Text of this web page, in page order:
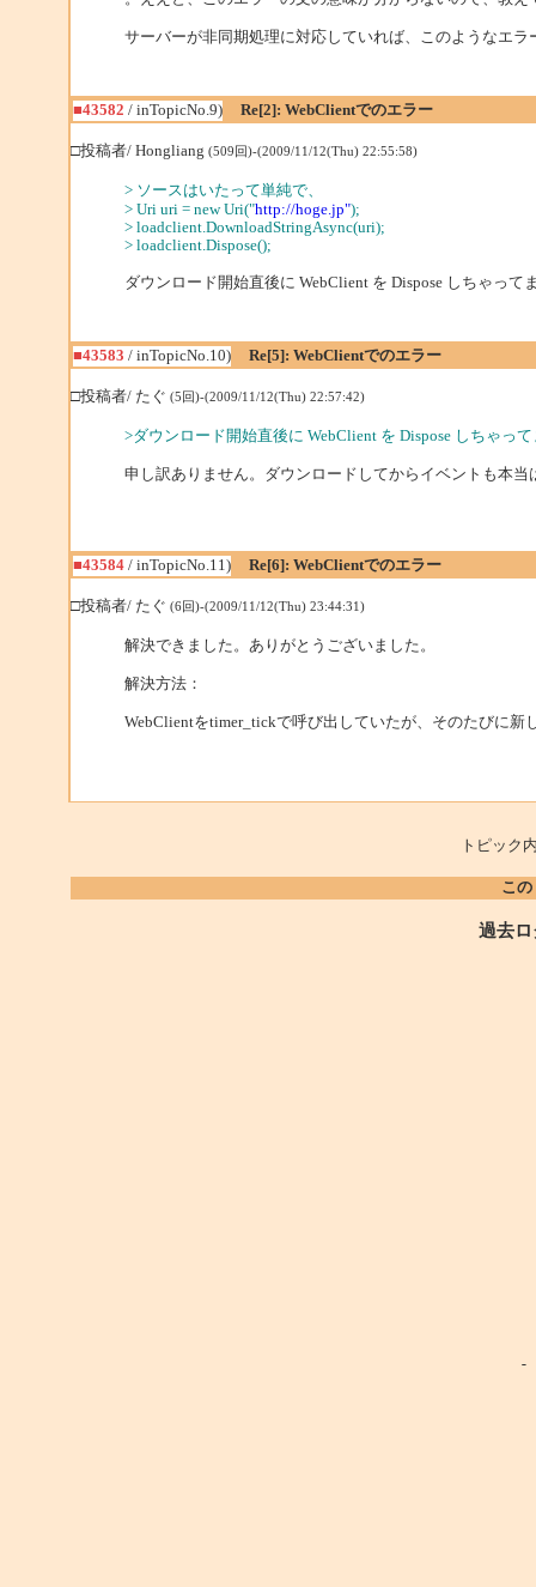
サーバーが非同期処理に対応していれば、このようなエラ
■43582 / inTopicNo.9) Re[2]: WebClientでのエラー
□投稿者/ Hongliang (509回)-(2009/11/12(Thu) 22:55:58)
> ソースはいたって単純で、
> Uri uri = new Uri("http://hoge.jp");
> loadclient.DownloadStringAsync(uri);
> loadclient.Dispose();
ダウンロード開始直後に WebClient を Dispose しちゃって
■43583 / inTopicNo.10) Re[5]: WebClientでのエラー
□投稿者/ たぐ (5回)-(2009/11/12(Thu) 22:57:42)
>ダウンロード開始直後に WebClient を Dispose しちゃっ
申し訳ありません。ダウンロードしてからイベントも本
■43584/ inTopicNo.11) Re[6]: WebClientでのエラー
□投稿者/ たぐ (6回)-(2009/11/12(Thu) 23:44:31)
解決できました。ありがとうございました。
解決方法：
WebClientをtimer_tickで呼び出していたが、そのたびに新
トピッ
こ
過去